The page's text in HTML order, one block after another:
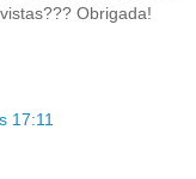
Obrigada!
17:11